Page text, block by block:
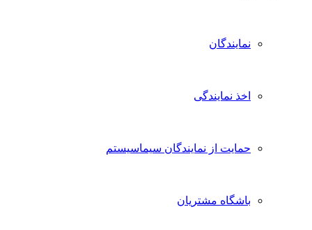
نمایندگان
اخذ نمایندگی
حمایت از نمایندگان سیماسیستم
باشگاه مشتریان